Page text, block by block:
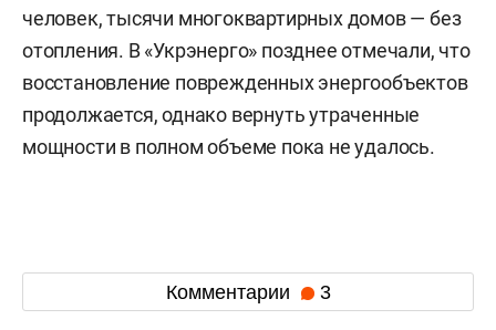
человек, тысячи многоквартирных домов — без
отопления. В «Укрэнерго» позднее отмечали, что
восстановление поврежденных энергообъектов
продолжается, однако вернуть утраченные
мощности в полном объеме пока не удалось.
Комментарии 3